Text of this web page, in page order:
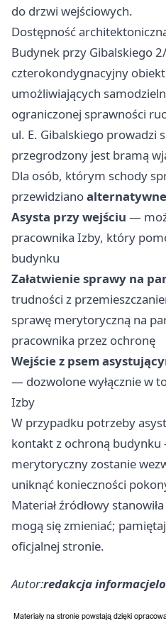
do drzwi wejściowych.
Dostępność
Budynek przy Gibalskiego
czterokondygnacyjny obiekt
umożliwiających
ograniczonej sprawności
ul. E. Gibalskiego prowadzi
przegrodzony jest bramą
Dla osób, którym schody
przewidziano
Asysta przy wejściu —
pracownika Izby, który
budynku
Załatwienie sprawy na
trudności z
sprawę merytoryczną na
pracownika przez ochronę
Wejście z psem
— dozwolone wyłącznie w
Izby
W przypadku potrzeby
kontakt z ochroną
merytoryczny zostanie
uniknąć konieczności
Materiał źródłowy
mogą się zmieniać;
oficjalnej stronie.
Autor:redakcja